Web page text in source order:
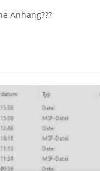
Anhang???